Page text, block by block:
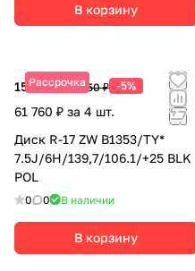
В корзину
Рассрочка
15 440 ₽16 250 ₽ -5%
61 760 ₽ за 4 шт.
Диск R-17 ZW B1353/TY*
7.5J/6H/139,7/106.1/+25 BLK
POL
0 0 В наличии
В корзину